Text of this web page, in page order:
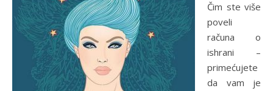
Čim ste više
poveli
računa o
ishrani –
primećujete
da vam je